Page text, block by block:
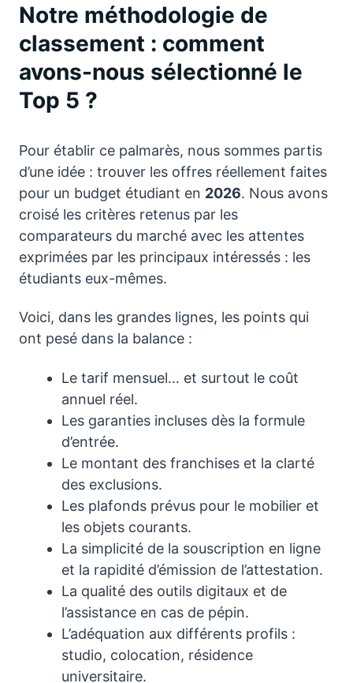
Notre méthodologie de
classement : comment
avons-nous sélectionné le
Top 5 ?
Pour établir ce palmarès, nous sommes partis
d’une idée : trouver les offres réellement faites
pour un budget étudiant en 2026. Nous avons
croisé les critères retenus par les
comparateurs du marché avec les attentes
exprimées par les principaux intéressés : les
étudiants eux-mêmes.
Voici, dans les grandes lignes, les points qui
ont pesé dans la balance :
Le tarif mensuel… et surtout le coût
annuel réel.
Les garanties incluses dès la formule
d’entrée.
Le montant des franchises et la clarté
des exclusions.
Les plafonds prévus pour le mobilier et
les objets courants.
La simplicité de la souscription en ligne
et la rapidité d’émission de l’attestation.
La qualité des outils digitaux et de
l’assistance en cas de pépin.
L’adéquation aux différents profils :
studio, colocation, résidence
universitaire.